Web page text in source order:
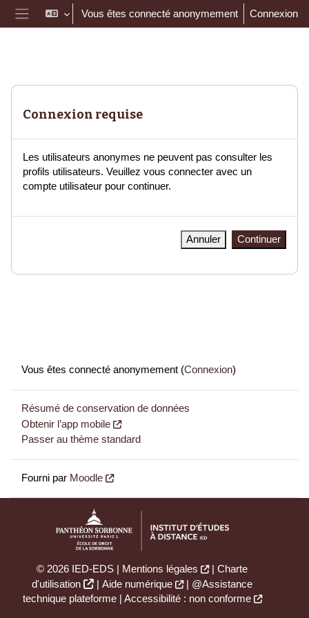
Passer au contenu principal
Panneau latéral
Vous êtes connecté anonymement Connexion
Connexion requise
Les utilisateurs anonymes ne peuvent pas consulter les
profils utilisateurs. Veuillez vous connecter avec un
compte utilisateur pour continuer.
Annuler Continuer
Vous êtes connecté anonymement (Connexion)
Résumé de conservation de données
Obtenir l’app mobile
Passer au thème standard
Fourni par Moodle
© 2026 IED-EDS | Mentions légales | Charte
d'utilisation
Aide numérique | @Assistance
technique plateforme| Accessibilité : non conforme